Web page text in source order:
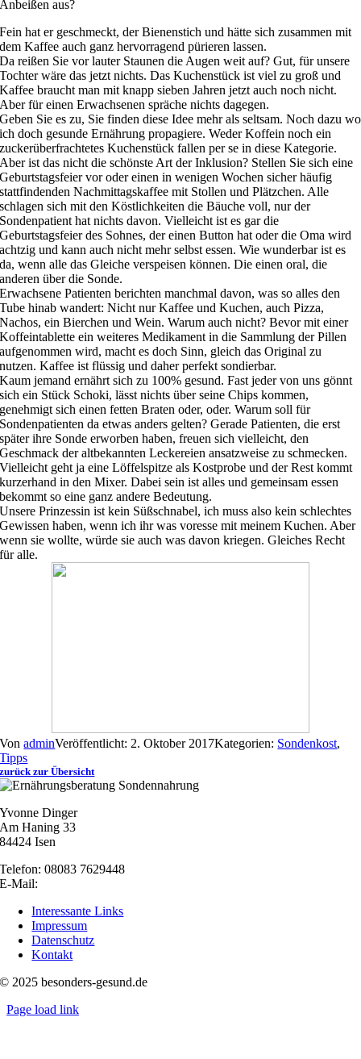
Anbeißen aus?
Fein hat er geschmeckt, der Bienenstich und hätte sich zusammen mit
dem Kaffee auch ganz hervorragend pürieren lassen.
Da reißen Sie vor lauter Staunen die Augen weit auf? Gut, für unsere
Tochter wäre das jetzt nichts. Das Kuchenstück ist viel zu groß und
Kaffee braucht man mit knapp sieben Jahren jetzt auch noch nicht.
Aber für einen Erwachsenen spräche nichts dagegen.
Geben Sie es zu, Sie finden diese Idee mehr als seltsam. Noch dazu wo
ich doch gesunde Ernährung propagiere. Weder Koffein noch ein
zuckerüberfrachtetes Kuchenstück fallen per se in diese Kategorie.
Aber ist das nicht die schönste Art der Inklusion? Stellen Sie sich eine
Geburtstagsfeier vor oder einen in wenigen Wochen sicher häufig
stattfindenden Nachmittagskaffee mit Stollen und Plätzchen. Alle
schlagen sich mit den Köstlichkeiten die Bäuche voll, nur der
Sondenpatient hat nichts davon. Vielleicht ist es gar die
Geburtstagsfeier des Sohnes, der einen Button hat oder die Oma wird
achtzig und kann auch nicht mehr selbst essen. Wie wunderbar ist es
da, wenn alle das Gleiche verspeisen können. Die einen oral, die
anderen über die Sonde.
Erwachsene Patienten berichten manchmal davon, was so alles den
Tube hinab wandert: Nicht nur Kaffee und Kuchen, auch Pizza,
Nachos, ein Bierchen und Wein. Warum auch nicht? Bevor mit einer
Koffeintablette ein weiteres Medikament in die Sammlung der Pillen
aufgenommen wird, macht es doch Sinn, gleich das Original zu
nutzen. Kaffee ist flüssig und daher perfekt sondierbar.
Kaum jemand ernährt sich zu 100% gesund. Fast jeder von uns gönnt
sich ein Stück Schoki, lässt nichts über seine Chips kommen,
genehmigt sich einen fetten Braten oder, oder. Warum soll für
Sondenpatienten da etwas anders gelten? Gerade Patienten, die erst
später ihre Sonde erworben haben, freuen sich vielleicht, den
Geschmack der altbekannten Leckereien ansatzweise zu schmecken.
Vielleicht geht ja eine Löffelspitze als Kostprobe und der Rest kommt
kurzerhand in den Mixer. Dabei sein ist alles und gemeinsam essen
bekommt so eine ganz andere Bedeutung.
Unsere Prinzessin ist kein Süßschnabel, ich muss also kein schlechtes
Gewissen haben, wenn ich ihr was voresse mit meinem Kuchen. Aber
wenn sie wollte, würde sie auch was davon kriegen. Gleiches Recht
für alle.
VonadminVeröffentlicht: 2. Oktober 2017Kategorien: Sondenkost,
Tipps
zurück zur Übersicht
Yvonne Dinger
Am Haning 33
84424 Isen
Telefon: 08083 7629448
E-Mail:
Interessante Links
Impressum
Datenschutz
Kontakt
© 2025 besonders-gesund.de
Page load link